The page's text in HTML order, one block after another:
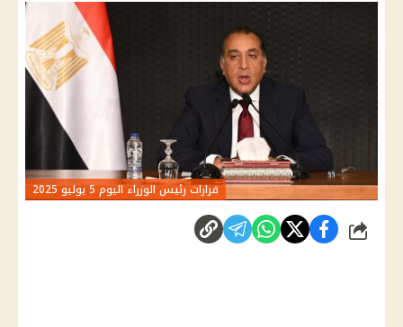
قرارات رئيس الوزراء اليوم 5 يوليو 2025
شارك